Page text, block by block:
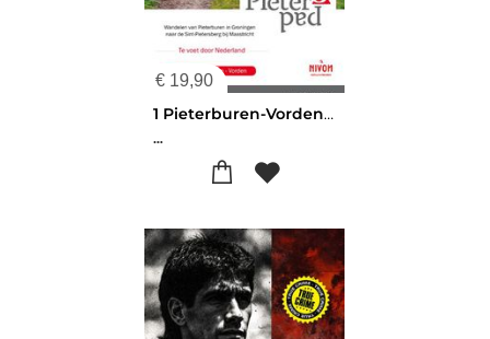
€ 19,90
1 Pieterburen-Vorden Pieterpad
...